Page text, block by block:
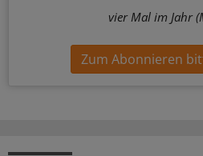
vier Mal im Jahr
Zum Abonnieren